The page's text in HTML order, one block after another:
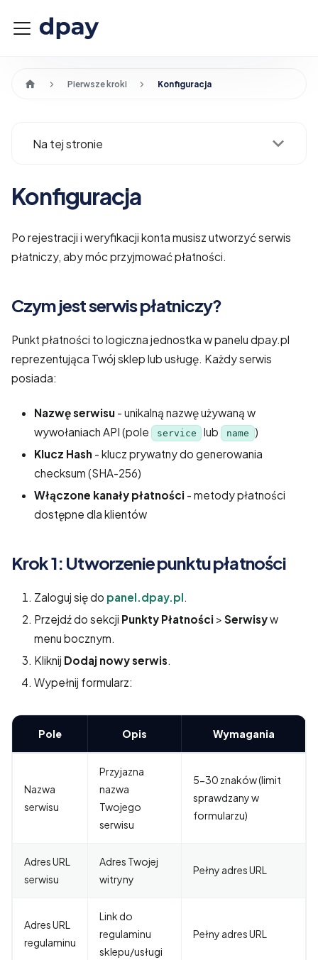
Pierwsze kroki Konfiguracja
Na tej stronie
Konfiguracja
Po rejestracji i weryfikacji konta musisz utworzyć serwis
płatniczy, aby móc przyjmować płatności.
Czym jest serwis płatniczy?
Punkt płatności to logiczna jednostka w panelu dpay.pl
reprezentująca Twój sklep lub usługę. Każdy serwis
posiada:
Nazwę serwisu - unikalną nazwę używaną w
wywołaniach API (pole
service lub name )
Klucz Hash - klucz prywatny do generowania
checksum (SHA-256)
Włączone kanały płatności - metody płatności
dostępne dla klientów
Krok 1: Utworzenie punktu płatności
Zaloguj się do panel.dpay.pl.
Przejdź do sekcji Punkty Płatności > Serwisyw
menu bocznym.
Kliknij Dodaj nowy serwis.
Wypełnij formularz:
Pole Opis Wymagania
Nazwa
serwisu
Przyjazna
nazwa
Twojego
serwisu
5-30 znaków (limit
sprawdzany w
formularzu)
Adres URL
serwisu
Adres Twojej
witryny
Pełny adres URL
Adres URL
regulaminu
Link do
regulaminu
sklepu/usługi
Pełny adres URL